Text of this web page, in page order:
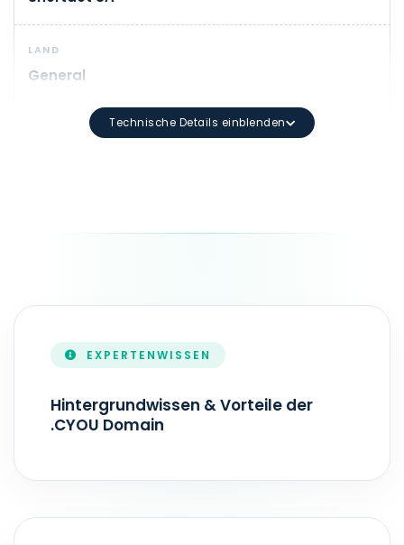
LAND
General
MIN. LÄNGE
Mindestlänge: 1 Zeichen Maximale Länge: 63
1 - 10 Jahr(e)
ZONEFILE-AKTUALISIERUNG
Technische Details einblenden
EXPERTENWISSEN
Hintergrundwissen & Vorteile der
.CYOU Domain